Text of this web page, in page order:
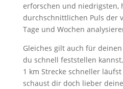
erforschen und niedrigsten,
durchschnittlichen Puls der
Tage und Wochen
Gleiches gilt auch für deinen
du schnell feststellen
1 km Strecke schneller
schaust dir doch lieber